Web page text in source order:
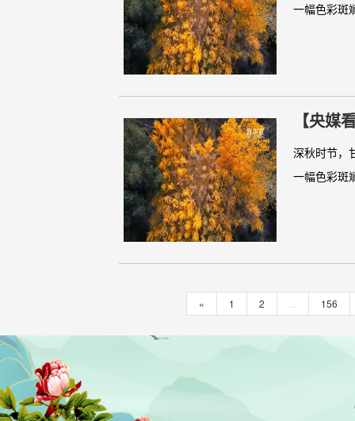
一幅色彩斑
【央媒
深秋时节，
一幅色彩斑
« 1 2 156